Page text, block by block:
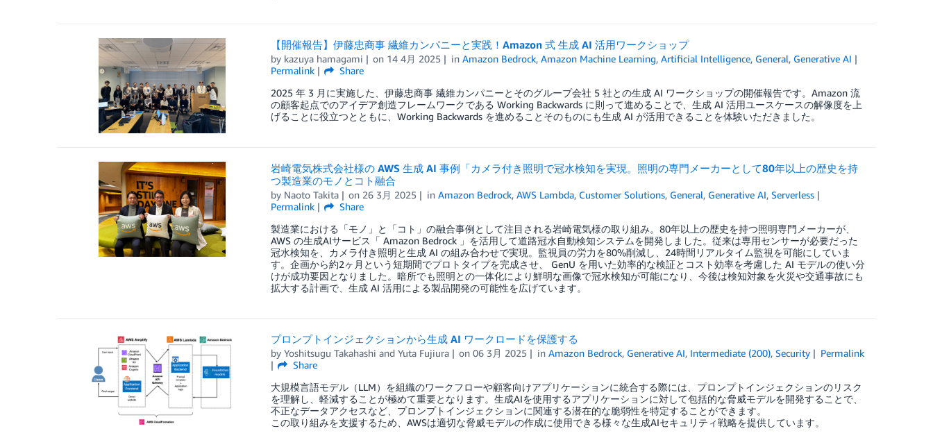
【開催報告】伊藤忠商事 繊維カンパニーと実践！Amazon 式 生成 AI 活用ワークショップ
by kazuya hamagami on 14 4月 2025 inAmazon Bedrock,Amazon Machine Learning,Artificial Intelligence, General, Generative AI
Permalink
Share
2025 年 3 月に実施した、伊藤忠商事 繊維カンパニーとそのグループ会社 5 社との生成 AI ワークショップの開催報告です。Amazon 流
の顧客起点でのアイデア創造フレームワークである Working Backwards に則って進めることで、生成 AI 活用ユースケースの解像度を上
げることに役立つとともに、Working Backwards を進めることそのものにも生成 AI が活用できることを体験いただきました。
岩崎電気株式会社様の AWS 生成 AI 事例「カメラ付き照明で冠水検知を実現。照明の専門メーカーとして80年以上の歴史を持
つ製造業のモノとコト融合
by Naoto Takita on 26 3月 2025 inAmazon Bedrock,AWS Lambda, Customer Solutions, General, Generative AI,Serverless
Permalink
Share
製造業における「モノ」と「コト」の融合事例として注目される岩崎電気様の取り組み。80年以上の歴史を持つ照明専門メーカーが、
AWS の生成AIサービス「 Amazon Bedrock 」を活用して道路冠水自動検知システムを開発しました。従来は専用センサーが必要だった
冠水検知を、カメラ付き照明と生成 AI の組み合わせで実現。監視員の労力を80%削減し、24時間リアルタイム監視を可能にしていま
す。企画から約2ヶ月という短期間でプロトタイプを完成させ、 GenU を用いた効率的な検証とコスト効率を考慮した AI モデルの使い分
けが成功要因となりました。暗所でも照明との一体化により鮮明な画像で冠水検知が可能になり、今後は検知対象を火災や交通事故にも
拡大する計画で、生成 AI 活用による製品開発の可能性を広げています。
プロンプトインジェクションから生成 AI ワークロードを保護する
by Yoshitsugu Takahashi and Yuta Fujiura on06 3月 2025 inAmazon Bedrock, Generative AI, Intermediate (200),Security
Permalink
Share
大規模言語モデル（LLM）を組織のワークフローや顧客向けアプリケーションに統合する際には、プロンプトインジェクションのリスク
を理解し、軽減することが極めて重要となります。生成AIを使用するアプリケーションに対して包括的な脅威モデルを開発することで、
不正なデータアクセスなど、プロンプトインジェクションに関連する潜在的な脆弱性を特定することができます。
この取り組みを支援するため、AWSは適切な脅威モデルの作成に使用できる様々な生成AIセキュリティ戦略を提供しています。